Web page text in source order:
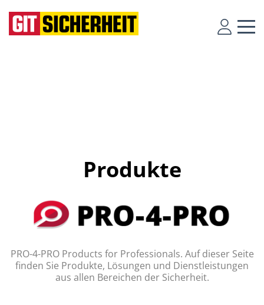
Produkte
PRO-4-PRO Products for Professionals. Auf dieser Seite
finden Sie Produkte, Lösungen und Dienstleistungen
aus allen Bereichen der Sicherheit.